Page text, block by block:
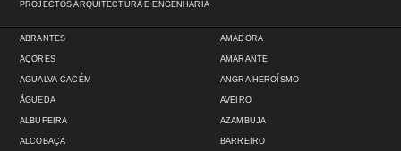
PROJECTOS ARQUITECTURA E ENGENHARIA
ABRANTES
AÇORES
AGUALVA-CACÉM
ÁGUEDA
ALBUFEIRA
ALCOBAÇA
AMADORA
AMARANTE
ANGRA HEROÍSMO
AVEIRO
AZAMBUJA
BARREIRO